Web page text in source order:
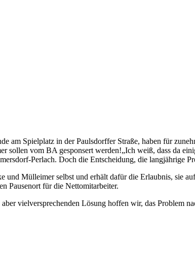
am Spielplatz in der Paulsdorffer Straße, haben für
sollen vom BA gesponsert werden!„Ich weiß, dass da
Perlach. Doch die Entscheidung, die langjährige
Mülleimer selbst und erhält dafür die Erlaubnis, sie
Pausenort für die Nettomitarbeiter.
vielversprechenden Lösung hoffen wir, das Problem